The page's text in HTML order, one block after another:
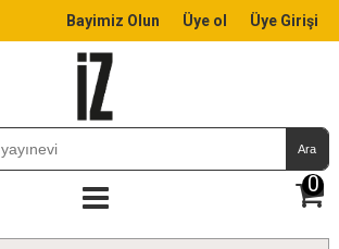
Bayimiz Olun Üye ol Üye Girişi
Ara
0